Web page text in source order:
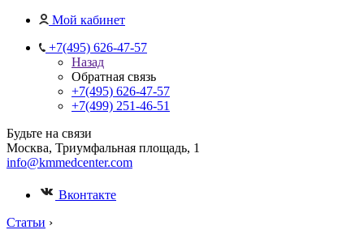
Мой кабинет
+7(495) 626-47-57
Назад
Обратная связь
+7(495) 626-47-57
+7(499) 251-46-51
Будьте на связи
Москва, Триумфальная площадь, 1
info@kmmedcenter.com
Вконтакте
Статьи ›